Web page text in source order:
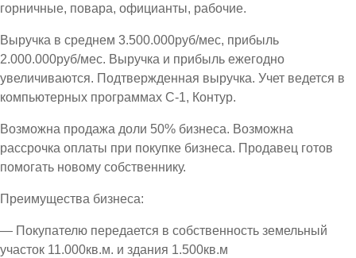
горничные, повара, официанты, рабочие.
Выручка в среднем 3.500.000руб/мес, прибыль
2.000.000руб/мес. Выручка и прибыль ежегодно
увеличиваются. Подтвержденная выручка. Учет ведется в
компьютерных программах С-1, Контур.
Возможна продажа доли 50% бизнеса. Возможна
рассрочка оплаты при покупке бизнеса. Продавец готов
помогать новому собственнику.
Преимущества бизнеса:
— Покупателю передается в собственность земельный
участок 11.000кв.м. и здания 1.500кв.м